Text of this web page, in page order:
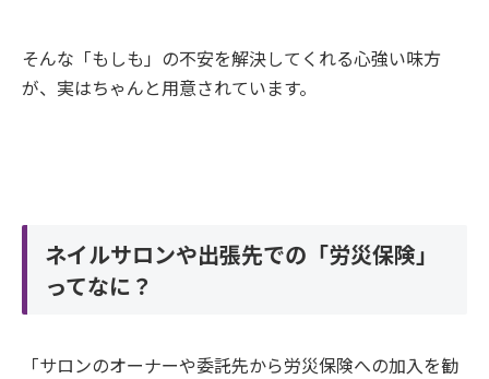
そんな「もしも」の不安を解決してくれる心強い味方
が、実はちゃんと用意されています。
ネイルサロンや出張先での「労災保険」
ってなに？
「サロンのオーナーや委託先から労災保険への加入を勧